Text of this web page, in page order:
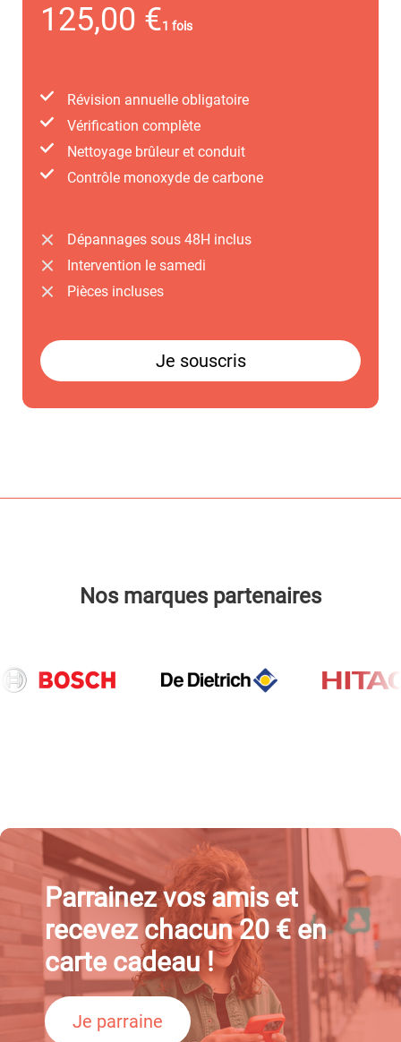
125,00 €1 fois
Révision annuelle obligatoire
Vérification complète
Nettoyage ​brûleur et conduit
Contrôle ​monoxyde de carbone
Dépannages sous 48H inclus
Intervention le samedi
Pièces incluses
Je souscris
Nos marques partenaires
Parrainez vos amis et
recevez chacun 20 € en
carte cadeau !
Je parraine